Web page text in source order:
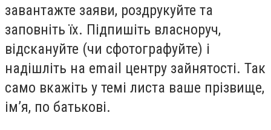
завантажте заяви, роздрукуйте та
заповніть їх. Підпишіть власноруч,
відскануйте (чи сфотографуйте) і
надішліть на email центру зайнятості. Так
само вкажіть у темі листа ваше прізвище,
ім’я, по батькові.